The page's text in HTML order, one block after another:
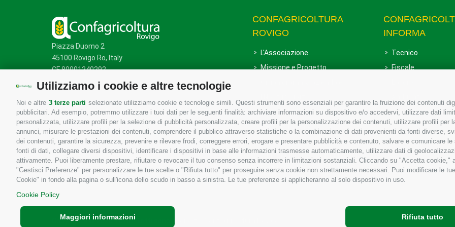
Utilizziamo i cookie e altre tecnologie
Noi e altre 3 terze parti selezionate utilizziamo cookie e tecnologie simili. Questi strumenti sono essenziali per garantire la fruizione dei contenuti
pubblicitari. Ad esempio, potremmo utilizzare i tuoi dati per le seguenti finalità: archiviare informazioni su dispositivo e/o accedervi, utilizzare dati
personalizzata, utilizzare profili per la selezione di pubblicità personalizzata, creare profili per la personalizzazione dei contenuti, utilizzare profili
annunci, misurare le prestazioni dei contenuti, comprendere il pubblico attraverso statistiche o la combinazione di dati provenienti da fonti diverse,
dei contenuti, garantire la sicurezza, prevenire e rilevare frodi, correggere errori, erogare e presentare pubblicità e contenuto, salvare e comunicare
fonti di dati, collegare diversi dispositivi, identificare i dispositivi in base alle informazioni trasmesse automaticamente, utilizzare dati di
attivamente. Puoi liberamente prestare, rifiutare o revocare il tuo consenso senza incorrere in limitazioni sostanziali. Cliccando su "Accetta
"Gestisci Preferenze" per personalizzare le tue scelte o "Rifiuta tutto" per proseguire senza cookie non strettamente necessari. Puoi modificare le
Cookie" in fondo alla pagina o sull'icona dello scudo in basso a sinistra. Le tue preferenze si applicheranno al solo dispositivo in uso.
Cookie Policy
Rifiuta tutto
Maggiori informazioni
Piazza Duomo 2
45100 Rovigo Ro, Italy
CF 80001240292
Mappa del sito/Privacy Policy /Cookie Policy
CONFAGRICOLTURA
ROVIGO
L'Associazione
Missione e Progetto
Uffici della Sede provinciale
Le Sedi di Zona
Agricoltori S.r.l.
Whistleblowing Confagricoltura
Rovigo e Agricoltori srl
INFORMA
Tecnico
Fiscale
Associazione
Copyrights © 2026 Tutti i diritti sono riservati - Confagricoltura Rovigo